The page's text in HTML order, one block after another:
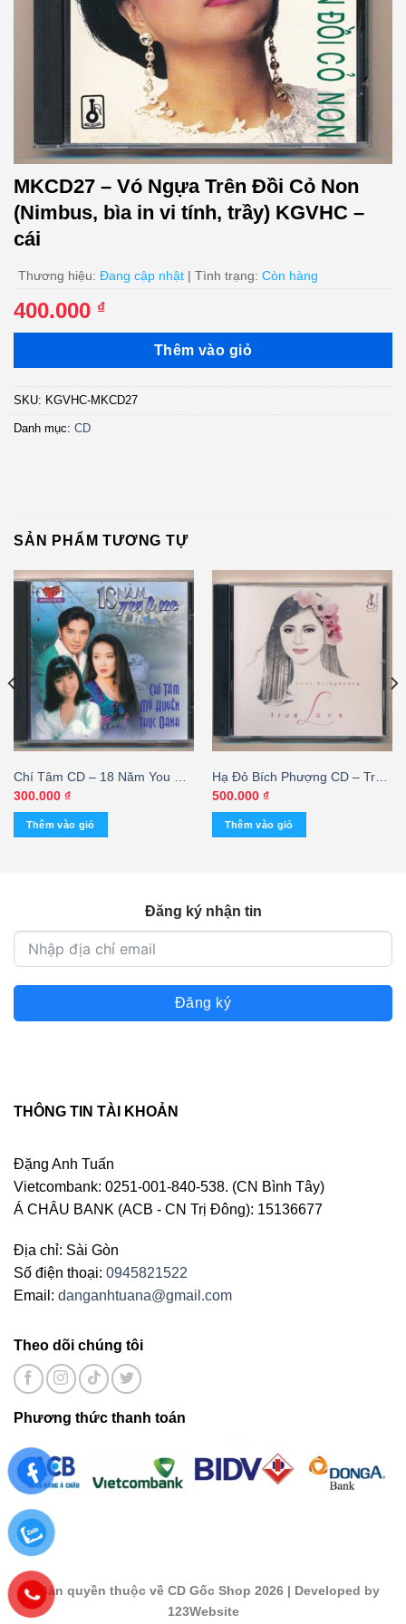
MKCD27 – Vó Ngựa Trên Đồi Cỏ Non
(Nimbus, bìa in vi tính, trầy) KGVHC –
cái
Thương hiệu: Đang cập nhật | Tình trạng: Còn hàng
400.000 ₫
Thêm vào giỏ
SKU: KGVHC-MKCD27
Danh mục: CD
SẢN PHẨM TƯƠNG TỰ
Chí Tâm CD – 18 Năm You &
Me (KGVHC) – cái
300.000 ₫
Thêm vào giỏ
Hạ Đỏ Bích Phượng CD – True
Love – cái
500.000 ₫
Thêm vào giỏ
Đăng ký nhận tin
Đăng ký
THÔNG TIN TÀI KHOẢN
Đặng Anh Tuấn
Vietcombank: 0251-001-840-538. (CN Bình Tây)
Á CHÂU BANK (ACB - CN Trị Đông): 15136677
Địa chỉ: Sài Gòn
Số điện thoại: 0945821522
Email: danganhtuana@gmail.com
Theo dõi chúng tôi
Phương thức thanh toán
© Bản quyền thuộc về CD Gốc Shop 2026 | Developed by
123Website